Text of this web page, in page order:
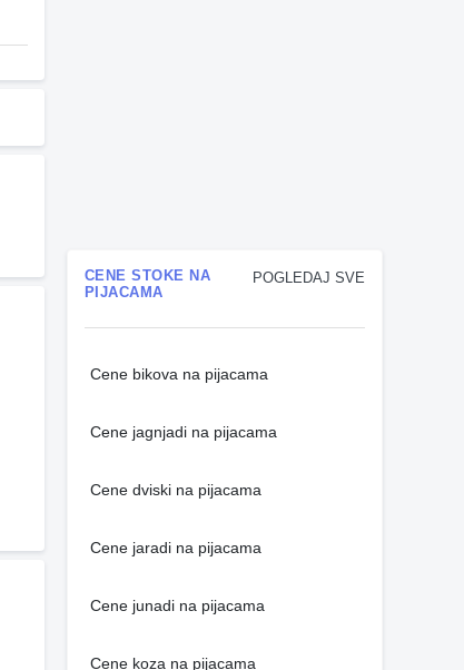
POGLEDAJ SVE
CENE STOKE NA
PIJACAMA
Cene bikova na pijacama
Cene jagnjadi na pijacama
Cene dviski na pijacama
Cene jaradi na pijacama
Cene junadi na pijacama
Cene koza na pijacama